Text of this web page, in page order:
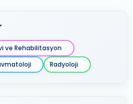
ve Rehabilitasyon
Radyoloji